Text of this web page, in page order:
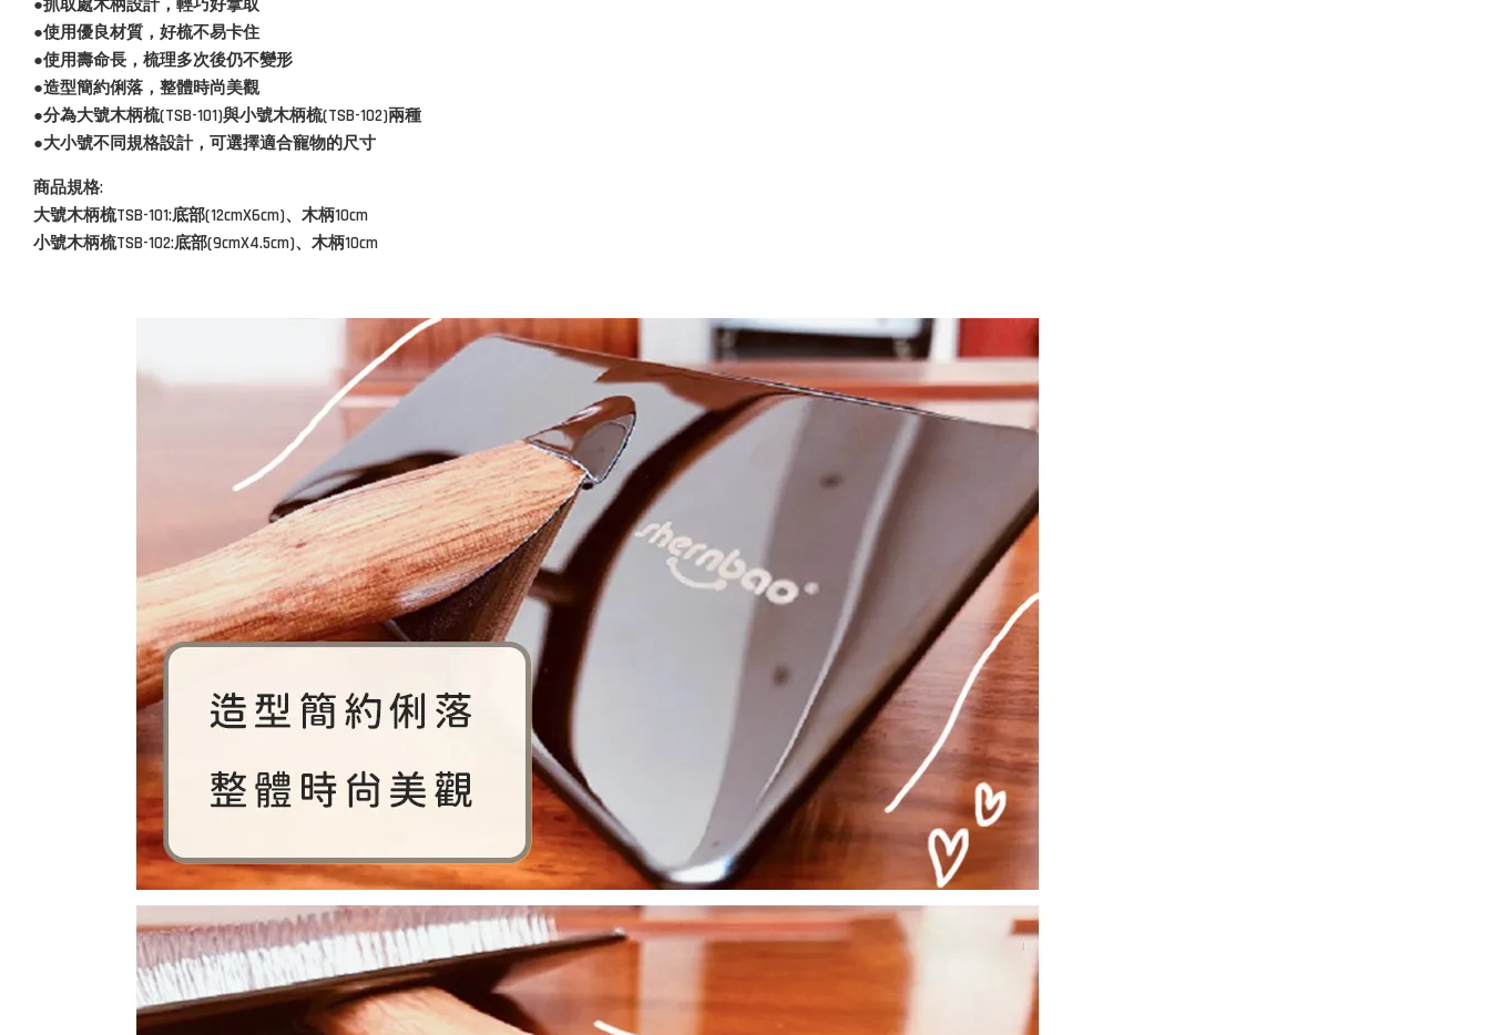
●抓取處木柄設計，輕巧好拿取
●使用優良材質，好梳不易卡住
●使用壽命長，梳理多次後仍不變形
●造型簡約俐落，整體時尚美觀
●分為大號木柄梳(TSB-101)與小號木柄梳(TSB-102)兩種
●大小號不同規格設計，可選擇適合寵物的尺寸
商品規格:
大號木柄梳TSB-101:底部(12cmX6cm)、木柄10cm
小號木柄梳TSB-102:底部(9cmX4.5cm)、木柄10cm